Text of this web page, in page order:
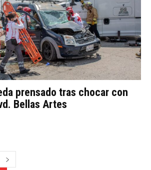
prensado tras chocar con
Bellas Artes